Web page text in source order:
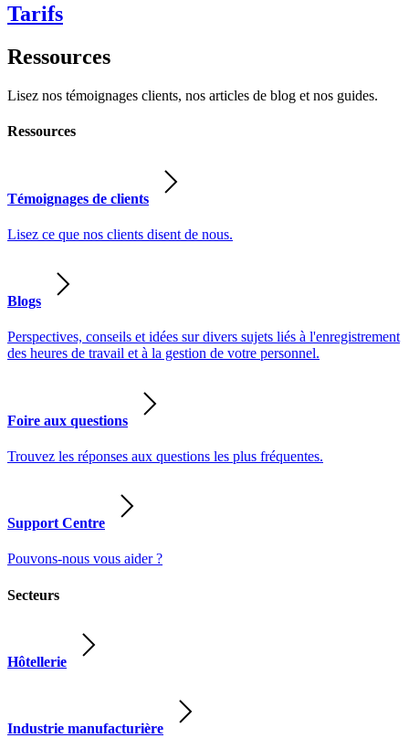
Tarifs
Ressources
Lisez nos témoignages clients, nos articles de blog et nos guides.
Ressources
Témoignages de clients
Lisez ce que nos clients disent de nous.
Blogs
Perspectives, conseils et idées sur divers sujets liés à l'enregistrement
des heures de travail et à la gestion de votre personnel.
Foire aux questions
Trouvez les réponses aux questions les plus fréquentes.
Support Centre
Pouvons-nous vous aider ?
Secteurs
Hôtellerie
Industrie manufacturière